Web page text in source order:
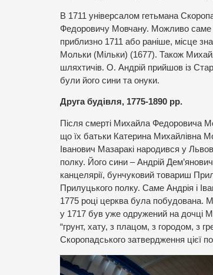
В 1711 універсалом гетьмана
Федоровичу Мовчану. Можливо саме
приблизно 1711 або раніше, місце
Мольки (Мільки) (1677). Також
шляхтичів. О. Андрій прийшов із
були його сини та онуки.
Друга будівля, 1775-1890 рр.
Після смерті Михайла Федоровича
що їх батьки Катерина Михайлівна
Іванович Мазаракі народився у
полку. Його сини – Андрій
канцелярії, бунчуковий товариш
Прилуцького полку. Саме Андрія і
1775 році церква була побудована.
у 1717 був уже одружений на дочці
“грунт, хату, з плацом, з городом, з
Скоропадського затвердження цієї